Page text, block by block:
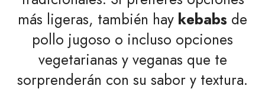
más ligeras, también hay kebabs de
pollo jugoso o incluso opciones
vegetarianas y veganas que te
sorprenderán con su sabor y textura.